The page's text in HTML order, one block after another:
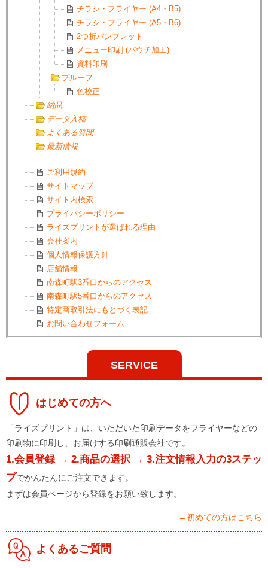
チラシ・フライヤー (A4・B5)
チラシ・フライヤー (A5・B6)
2つ折パンフレット
メニュー印刷 (パウチ加工)
資料印刷
プルーフ
色校正
納品
データ入稿
よくある質問
最新情報
ご利用規約
サイトマップ
サイト内検索
プライバシーポリシー
ライズプリントが選ばれる理由
会社案内
個人情報保護方針
店舗情報
南森町駅3番口からのアクセス
南森町駅5番口からのアクセス
特定商取引法にもとづく表記
お問い合わせフォーム
SERVICE
はじめての方へ
「ライズプリント」は、いただいた印刷データをフライヤーなどの
印刷物に印刷し、お届けする印刷通販会社です。
1.会員登録 → 2.商品の選択 → 3.注文情報入力の3ステッ
プでかんたんにご注文できます。
まずは会員ページから登録をお願い致します。
→初めての方はこちら
よくあるご質問